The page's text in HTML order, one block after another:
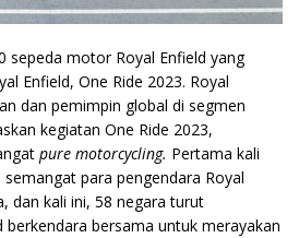
sepeda motor Royal Enfield yang
Enfield, One Ride 2023. Royal
dan pemimpin global di segmen
kegiatan One Ride 2023,
pure motorcycling. Pertama kali
para pengendara Royal
dan kali ini, 58 negara turut
bersama untuk merayakan